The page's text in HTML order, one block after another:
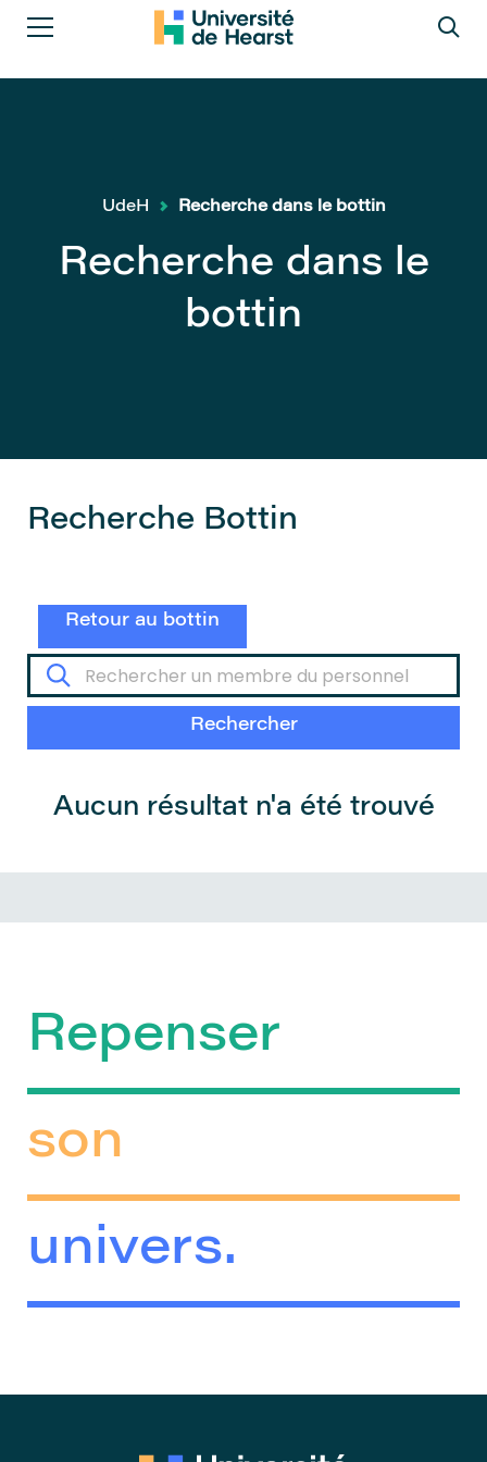
Recherche dans le
bottin
UdeH Recherche dans le bottin
Recherche Bottin
Retour au bottin
Aucun résultat n'a été trouvé
Repenser
son
univers.